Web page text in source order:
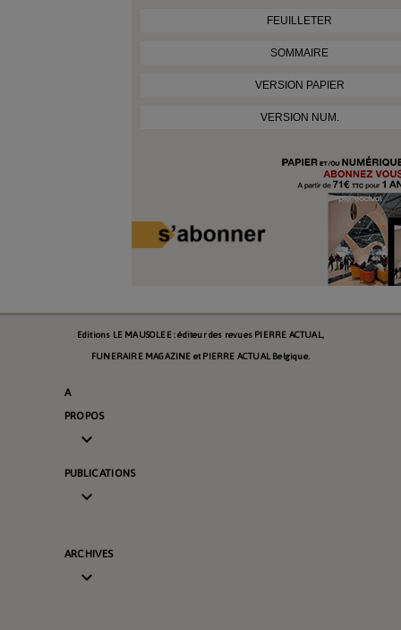
FEUILLETER
SOMMAIRE
VERSION PAPIER
VERSION NUM.
Editions LE MAUSOLEE : éditeur des revues PIERRE ACTUAL,
FUNERAIRE MAGAZINE et PIERRE ACTUAL Belgique.
A
PROPOS

PUBLICATIONS

ARCHIVES
